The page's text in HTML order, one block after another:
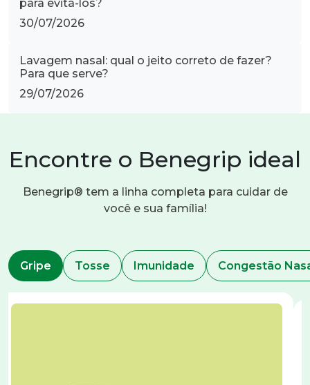
para evitá-los?
30/07/2026
Lavagem nasal: qual o jeito correto de fazer?
Para que serve?
29/07/2026
Encontre o Benegrip ideal
Benegrip® tem a linha completa para cuidar de
você e sua família!
Gripe Tosse Imunidade Congestão